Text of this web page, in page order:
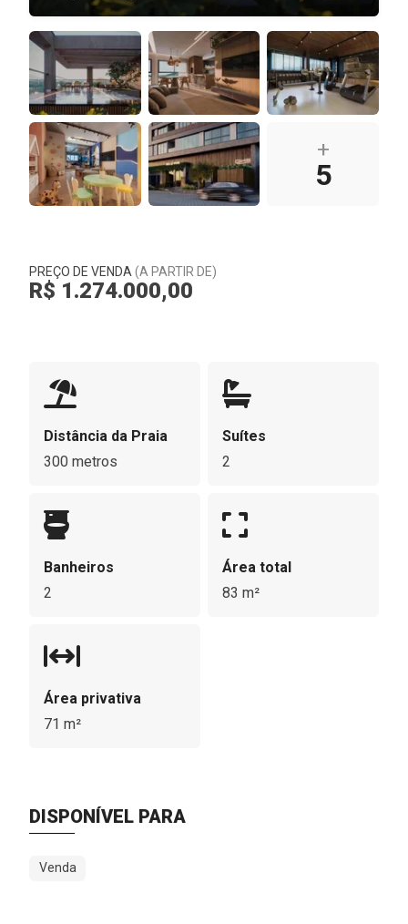
+
5
PREÇO DE VENDA (A PARTIR DE)
R$ 1.274.000,00
Distância da Praia
300 metros
Suítes
2
Banheiros
2
Área total
83 m²
Área privativa
71 m²
DISPONÍVEL PARA
Venda